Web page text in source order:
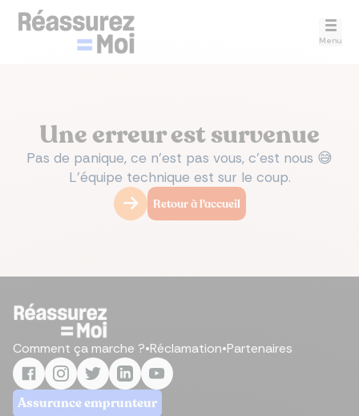
Menu
Une erreur est survenue
Pas de panique, ce n’est pas vous, c’est nous 😅
L’équipe technique est sur le coup.
Retour à l'accueil
Comment ça marche ?•Réclamation•Partenaires
Assurance emprunteur